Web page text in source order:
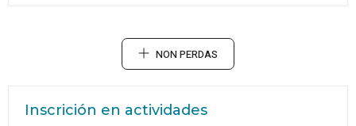
NON PERDAS
Inscrición en actividades